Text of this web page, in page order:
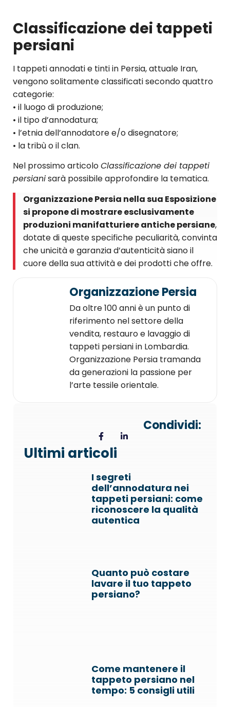
Classificazione dei tappeti
persiani
I tappeti annodati e tinti in Persia, attuale Iran,
vengono solitamente classificati secondo quattro
categorie:
• il luogo di produzione;
• il tipo d’annodatura;
• l’etnia dell’annodatore e/o disegnatore;
• la tribù o il clan.
Nel prossimo articoloClassificazione dei tappeti
persianisarà possibile approfondire la tematica.
Organizzazione Persia nella sua Esposizione
si propone di mostrare esclusivamente
produzioni manifatturiere antiche persiane,
dotate di queste specifiche peculiarità, convinta
che unicità e garanzia d’autenticità siano il
cuore della sua attività e dei prodotti che offre.
Organizzazione Persia
Da oltre 100 anni è un punto di
riferimento nel settore della
vendita, restauro e lavaggio di
tappeti persiani in Lombardia.
Organizzazione Persia tramanda
da generazioni la passione per
l’arte tessile orientale.
Condividi:
Ultimi articoli
I segreti
dell’annodatura nei
tappeti persiani: come
riconoscere la qualità
autentica
Quanto può costare
lavare il tuo tappeto
persiano?
Come mantenere il
tappeto persiano nel
tempo: 5 consigli utili